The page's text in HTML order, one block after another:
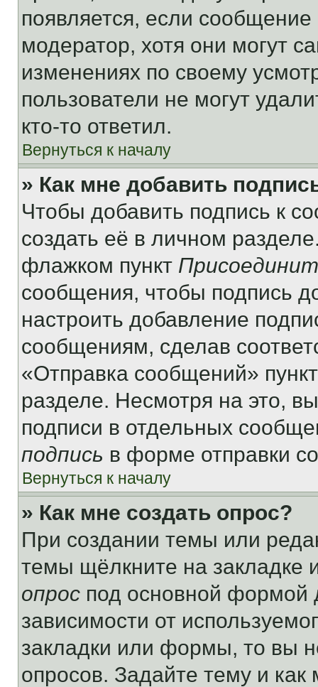
появляется, если
модератор, хотя они могут
изменениях по своему
пользователи не могут
кто-то ответил.
Вернуться к началу
» Как мне добавить
Чтобы добавить подпись к
создать её в личном
флажком пункт
сообщения, чтобы подпись
настроить добавление
сообщениям, сделав
«Отправка сообщений»
разделе. Несмотря на это,
подписи в отдельных
подпись в форме отправки
Вернуться к началу
» Как мне создать опрос?
При создании темы или
темы щёлкните на
опрос под основной формой
зависимости от
закладки или формы, то вы
опросов. Задайте тему и